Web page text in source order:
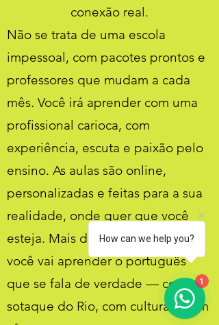
conexão real.
Não se trata de uma escola
impessoal, com pacotes prontos e
professores que mudam a cada
mês. Você irá aprender com uma
profissional carioca, com
experiência, escuta e paixão pelo
ensino. As aulas são online,
personalizadas e feitas para a sua
realidade, onde quer que você
esteja. Mais do que gramática,
você vai aprender o português
que se fala de verdade — com
sotaque do Rio, com cultura e com
How can we help you?
1